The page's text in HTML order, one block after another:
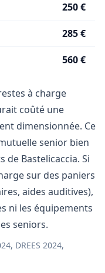
250 €
285 €
560 €
à charge
coûté une
dimensionnée. Ce
senior bien
Bastelicaccia. Si
sur des paniers
aides auditives),
ni les équipements
seniors.
DREES 2024,